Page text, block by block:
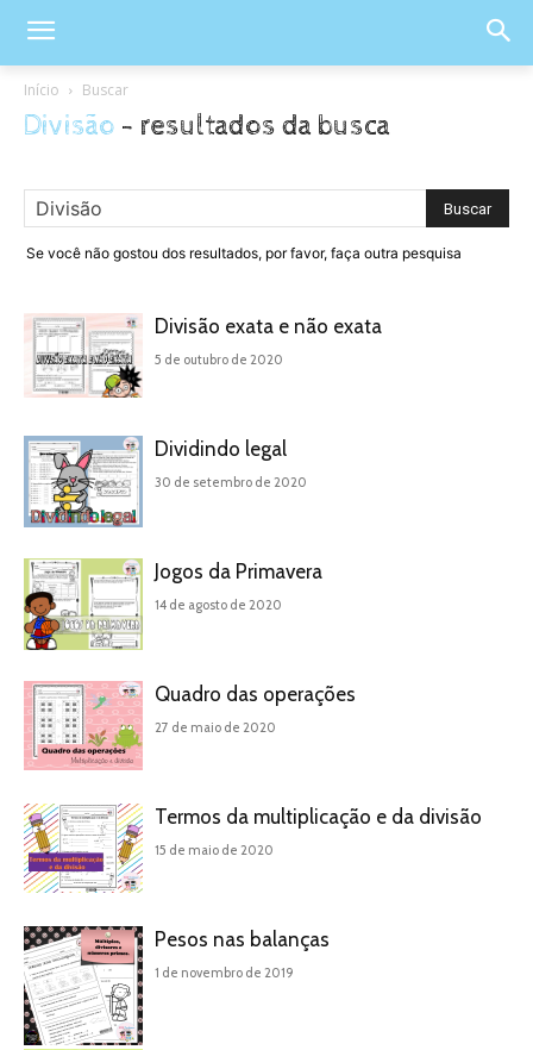
Início Buscar
Divisão - resultados da busca
Se você não gostou dos resultados, por favor, faça outra pesquisa
Divisão exata e não exata
5 de outubro de 2020
Dividindo legal
30 de setembro de 2020
Jogos da Primavera
14 de agosto de 2020
Quadro das operações
27 de maio de 2020
Termos da multiplicação e da divisão
15 de maio de 2020
Pesos nas balanças
1 de novembro de 2019